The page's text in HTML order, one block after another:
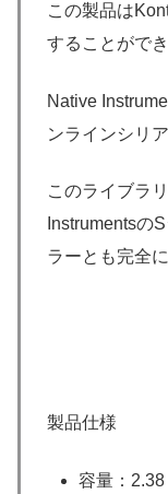
この製品は
することができ
Native
ンラインシリ
このライブラ
Instrumentsの
ラーとも完全
製品仕様
容量：2.38